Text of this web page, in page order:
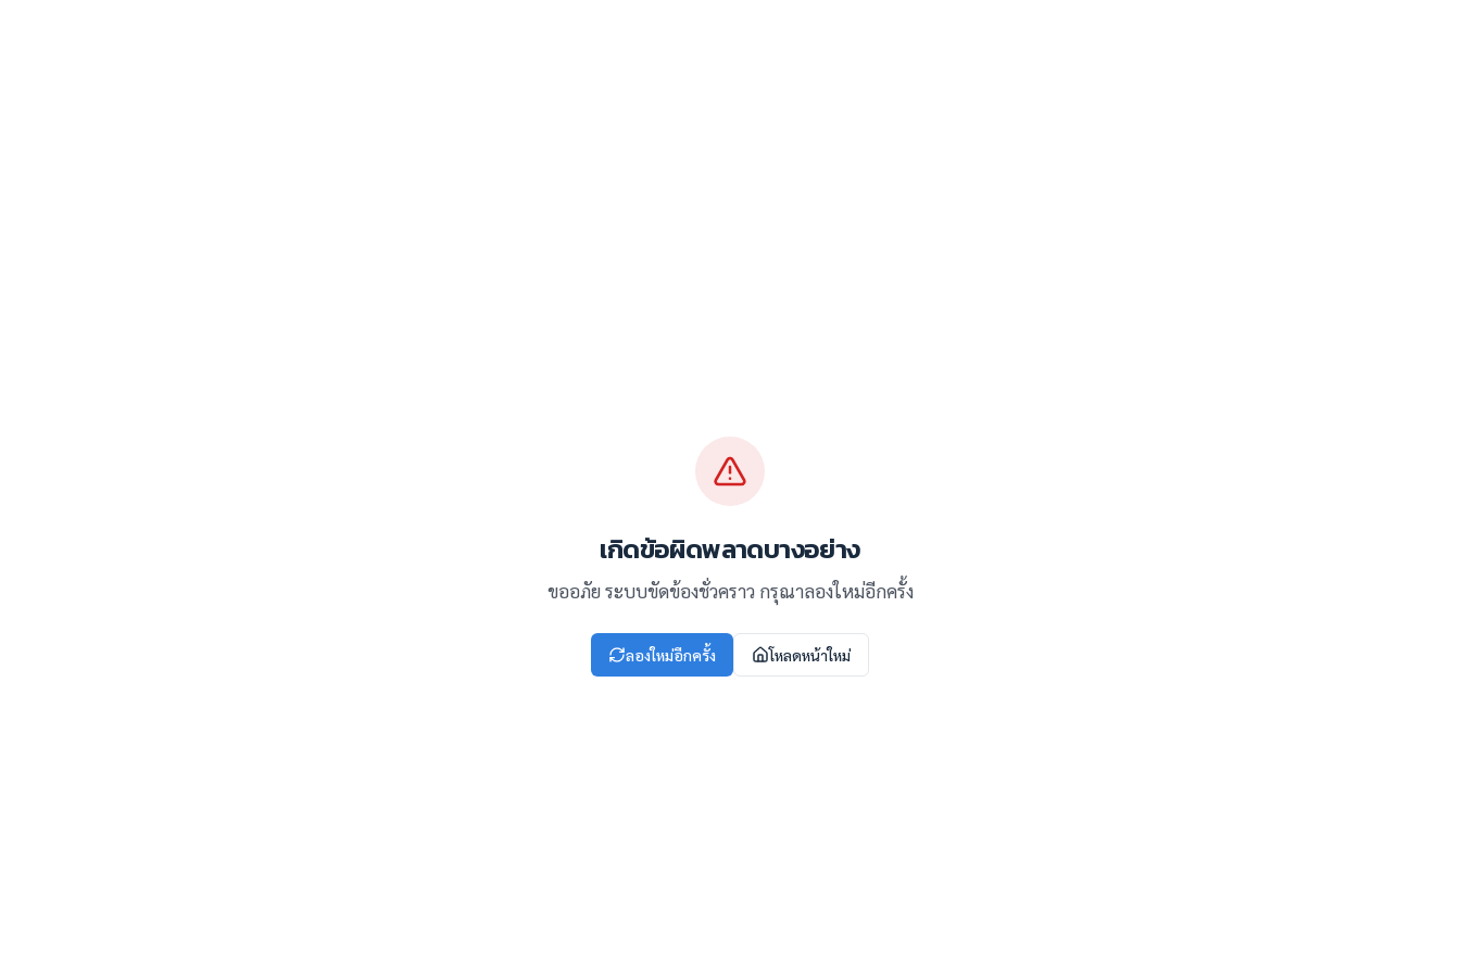
เกิดข้อผิดพลาดบางอย่าง
ขออภัย ระบบขัดข้องชั่วคราว กรุณาลองใหม่อีกครั้ง
ลองใหม่อีกครั้ง โหลดหน้าใหม่